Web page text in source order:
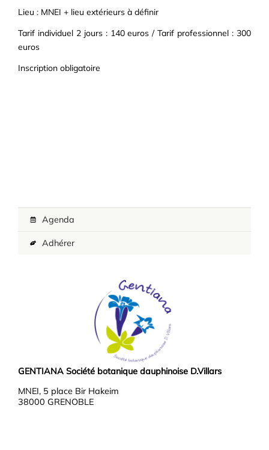
Lieu : MNEI + lieu extérieurs à définir
Tarif individuel 2 jours : 140 euros / Tarif professionnel : 300
euros
Inscription obligatoire
Agenda
Adhérer
GENTIANA Société botanique dauphinoise D.Villars
MNEI, 5 place Bir Hakeim
38000 GRENOBLE